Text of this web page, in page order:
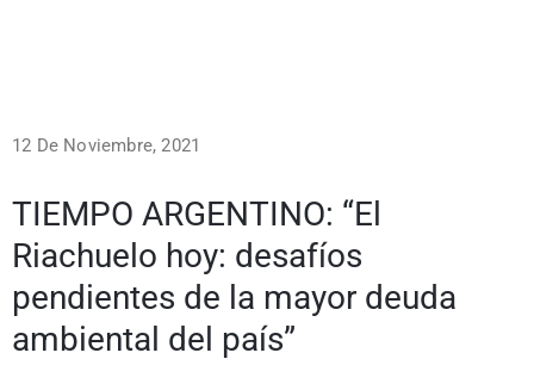
12 De Noviembre, 2021
TIEMPO ARGENTINO: “El
Riachuelo hoy: desafíos
pendientes de la mayor deuda
ambiental del país”